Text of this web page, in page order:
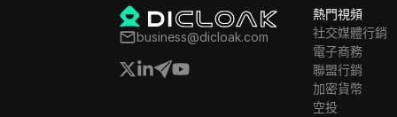
美國
business@dicloak.com
熱門視頻
社交媒體行銷
電子商務
聯盟行銷
加密貨幣
空投